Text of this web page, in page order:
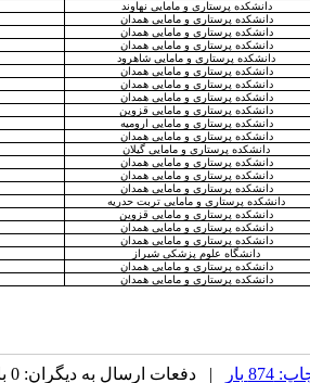
دانشکده پرستاری و مامایی نهاوند
دانشکده پرستاری و مامایی همدان
دانشکده پرستاری و مامایی همدان
دانشکده پرستاری و مامایی همدان
دانشکده پرستاری و مامایی شاهرود
دانشکده پرستاری و مامایی همدان
دانشکده پرستاری و مامایی همدان
دانشکده پرستاری و مامایی همدان
دانشکده پرستاری و مامایی قزوین
دانشکده پرستاری و مامایی ارومیه
دانشکده پرستاری و مامایی همدان
دانشکده پرستاری و مامایی گیلان
دانشکده پرستاری و مامایی همدان
دانشکده پرستاری و مامایی همدان
دانشکده پرستاری و مامایی همدان
دانشکده پرستاری و مامایی تربت حدریه
دانشکده پرستاری و مامایی قزوین
دانشکده پرستاری و مامایی همدان
دانشکده پرستاری و مامایی همدان
دانشگاه علوم پزشکی شیراز
دانشکده پرستاری و مامایی همدان
دانشکده پرستاری و مامایی همدان
بار | دفعات ارسال به دیگران: 0 بار |